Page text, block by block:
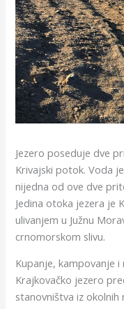
Jezero poseduje dve
Krivajski potok. Voda
nijedna od ove dve
Jedina otoka jezera je
ulivanjem u Južnu
crnomorskom slivu.
Kupanje, kampovanje
Krajkovačko jezero
stanovništva iz okolnih